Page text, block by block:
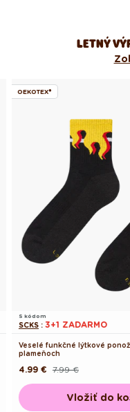
LETNÝ
OEKOTEX®
S kódom
SCKS: 3+1 ZADARMO
Veselé funkčné lýtkové
plameňoch
Pôvodná7.99 €
Akciová
4.99 €
Vložiť do